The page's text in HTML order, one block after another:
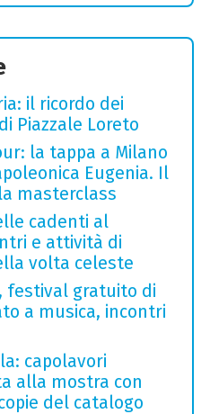
il ricordo dei
Piazzale Loreto
la tappa a Milano
Eugenia. Il
masterclass
cadenti al
e attività di
volta celeste
festival gratuito di
a musica, incontri
capolavori
alla mostra con
del catalogo